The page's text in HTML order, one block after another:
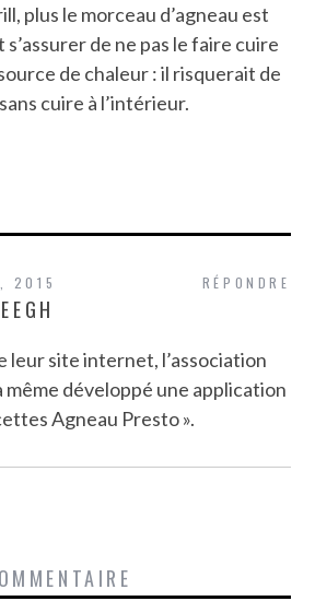
plus le morceau d’agneau est
de ne pas le faire cuire
de chaleur : il risquerait de
cuire à l’intérieur.
RÉPONDRE
2015
leur site internet, l’association
développé une application
Agneau Presto ».